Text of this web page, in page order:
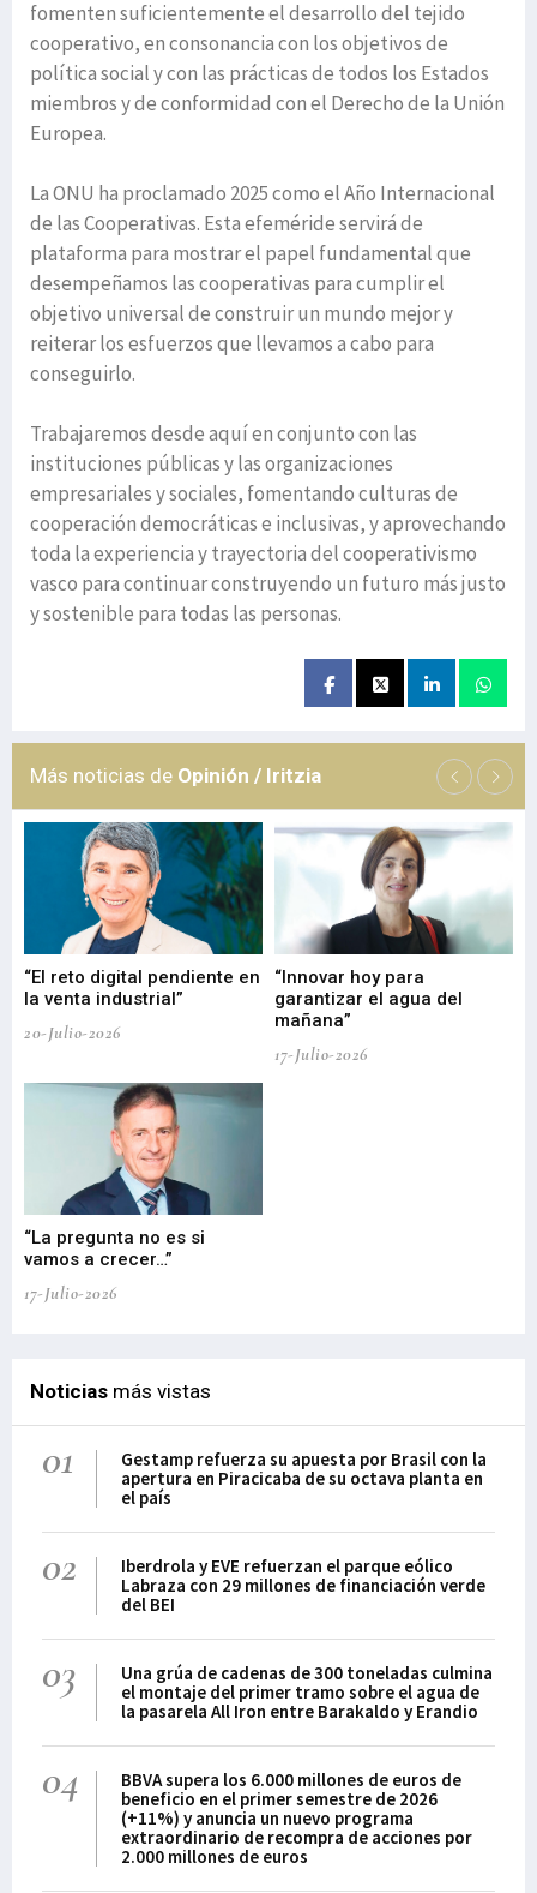
fomenten suficientemente el desarrollo del tejido
cooperativo, en consonancia con los objetivos de
política social y con las prácticas de todos los Estados
miembros y de conformidad con el Derecho de la Unión
Europea.
La ONU ha proclamado 2025 como el Año Internacional
de las Cooperativas. Esta efeméride servirá de
plataforma para mostrar el papel fundamental que
desempeñamos las cooperativas para cumplir el
objetivo universal de construir un mundo mejor y
reiterar los esfuerzos que llevamos a cabo para
conseguirlo.
Trabajaremos desde aquí en conjunto con las
instituciones públicas y las organizaciones
empresariales y sociales, fomentando culturas de
cooperación democráticas e inclusivas, y aprovechando
toda la experiencia y trayectoria del cooperativismo
vasco para continuar construyendo un futuro más justo
y sostenible para todas las personas.
Más noticias de Opinión / Iritzia
“El reto digital pendiente en
la venta industrial”
20-Julio-2026
“Innovar hoy para
garantizar el agua del
mañana”
17-Julio-2026
“La pregunta no es si
vamos a crecer…”
17-Julio-2026
Noticias más vistas
01
Gestamp refuerza su apuesta por Brasil con la
apertura en Piracicaba de su octava planta en
el país
02
Iberdrola y EVE refuerzan el parque eólico
Labraza con 29 millones de financiación verde
del BEI
03
Una grúa de cadenas de 300 toneladas culmina
el montaje del primer tramo sobre el agua de
la pasarela All Iron entre Barakaldo y Erandio
04
BBVA supera los 6.000 millones de euros de
beneficio en el primer semestre de 2026
(+11%) y anuncia un nuevo programa
extraordinario de recompra de acciones por
2.000 millones de euros